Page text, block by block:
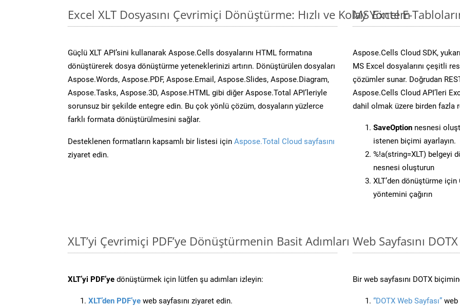
Excel XLT Dosyasını Çevrimiçi Dönüştürme: Hızlı ve Kolay Yöntem
Güçlü XLT API’sini kullanarak Aspose.Cells dosyalarını HTML formatına
dönüştürerek dosya dönüştürme yeteneklerinizi artırın. Dönüştürülen dosyaları
Aspose.Words, Aspose.PDF, Aspose.Email, Aspose.Slides, Aspose.Diagram,
Aspose.Tasks, Aspose.3D, Aspose.HTML gibi diğer Aspose.Total API’leriyle
sorunsuz bir şekilde entegre edin. Bu çok yönlü çözüm, dosyaların yüzlerce
farklı formata dönüştürülmesini sağlar.
Desteklenen formatların kapsamlı bir listesi için Aspose.Total Cloud sayfasını
ziyaret edin.
MS Excel E-
Aspose.Cells Cloud SDK,
MS Excel dosyalarını çeşitli
çözümler sunar. Doğrudan
Aspose.Cells Cloud API’leri
dahil olmak üzere birden fazla
SaveOption nesnesi
istenen biçimi ayarlayın.
%!a(string=XLT) belgeyi
nesnesi oluşturun
XLT’den dönüştürme için
yöntemini çağırın
XLT’yi Çevrimiçi PDF’ye Dönüştürmenin Basit Adımları
XLT’yi PDF’ye dönüştürmek için lütfen şu adımları izleyin:
XLT’den PDF’ye web sayfasını ziyaret edin.
Web Sayfasını
Bir web sayfasını DOTX
“DOTX Web Sayfası” web